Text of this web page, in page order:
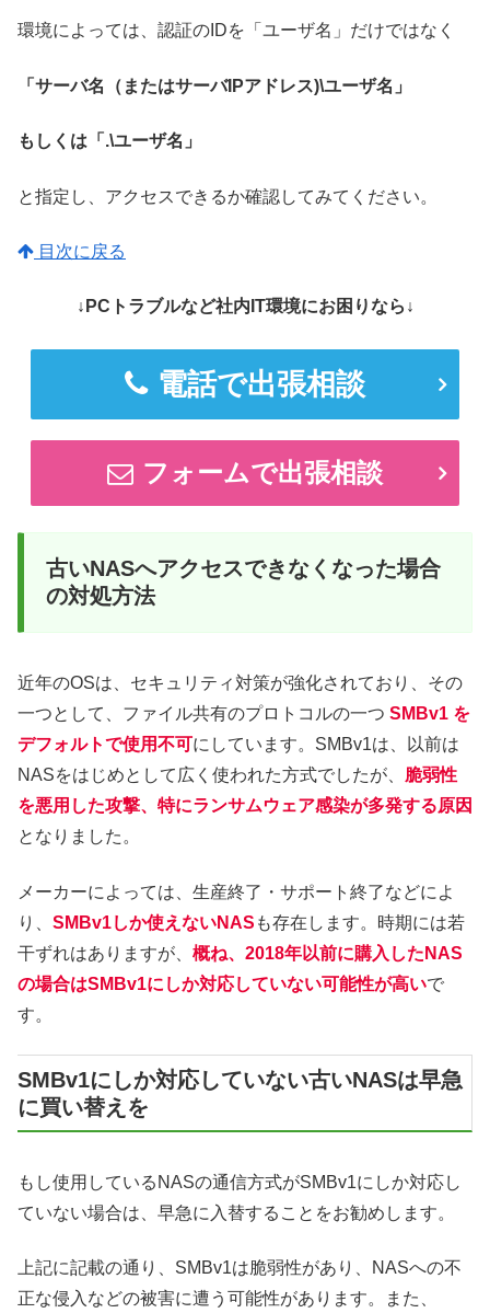
環境によっては、認証のIDを「ユーザ名」だけではなく
「サーバ名（またはサーバIPアドレス)\ユーザ名」
もしくは「.\ユーザ名」
と指定し、アクセスできるか確認してみてください。
目次に戻る
↓PCトラブルなど社内IT環境にお困りなら↓
電話で出張相談
フォームで出張相談
古いNASへアクセスできなくなった場合
の対処方法
近年のOSは、セキュリティ対策が強化されており、その
一つとして、ファイル共有のプロトコルの一つ SMBv1 を
デフォルトで使用不可にしています。SMBv1は、以前は
NASをはじめとして広く使われた方式でしたが、 脆弱性
を悪用した攻撃、特にランサムウェア感染が多発する原因
となりました。
メーカーによっては、生産終了・サポート終了などによ
り、 SMBv1しか使えないNAS も存在します。時期には若
干ずれはありますが、 概ね、2018年以前に購入したNAS
の場合はSMBv1にしか対応していない可能性が高いで
す。
SMBv1にしか対応していない古いNASは早急
に買い替えを
もし使用しているNASの通信方式がSMBv1にしか対応し
ていない場合は、早急に入替することをお勧めします。
上記に記載の通り、SMBv1は脆弱性があり、NASへの不
正な侵入などの被害に遭う可能性があります。また、